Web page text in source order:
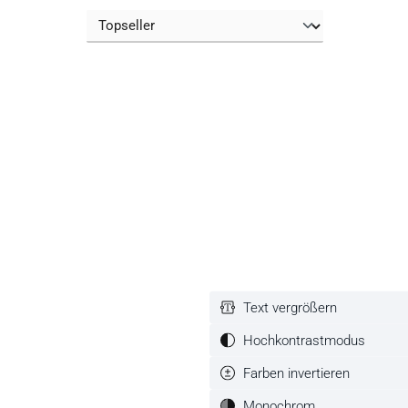
die Anzahl zu erhöhen oder zu reduzieren.
Text vergrößern
Hochkontrastmodus
Farben invertieren